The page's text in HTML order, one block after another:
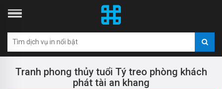
Tranh phong thủy tuổi Tý treo phòng khách
phát tài an khang